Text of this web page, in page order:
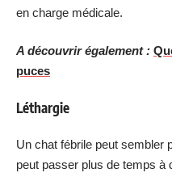
en charge médicale.
A découvrir également :
puces
Léthargie
Un chat fébrile peut sembler
peut passer plus de temps à